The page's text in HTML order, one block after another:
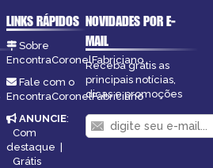
LINKS RÁPIDOS
Sobre
EncontraCoronelFabriciano
Fale com o
EncontraCoronelFabriciano
ANUNCIE:
Com
destaque |
Grátis
NOVIDADES POR E-
MAIL
Receba grátis as
principais notícias,
dicas e promoções